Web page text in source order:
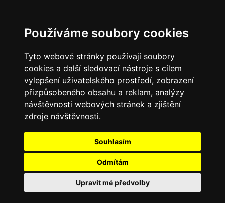
Používáme soubory cookies
Tyto webové stránky používají soubory
cookies a další sledovací nástroje s cílem
vylepšení uživatelského prostředí, zobrazení
přizpůsobeného obsahu a reklam, analýzy
návštěvnosti webových stránek a zjištění
zdroje návštěvnosti.
Souhlasím
Odmítám
Upravit mé předvolby